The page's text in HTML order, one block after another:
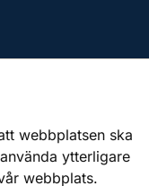
webbplatsen ska
ytterligare
webbplats.